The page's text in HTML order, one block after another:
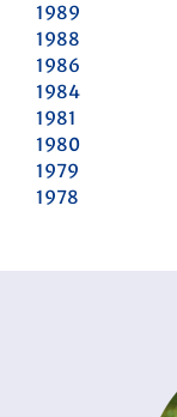
1989
1988
1986
1984
1981
1980
1979
1978